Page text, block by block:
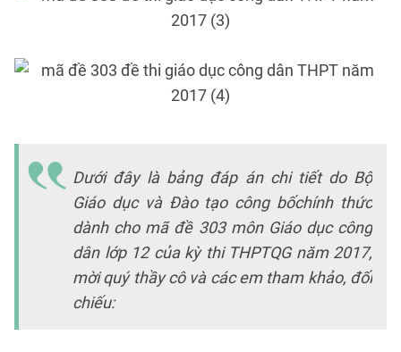
Dưới đây là bảng đáp án chi tiết do Bộ
Giáo dục và Đào tạo công bốchính thức
dành cho mã đề 303 môn Giáo dục công
dân lớp 12 của kỳ thi THPTQG năm 2017,
mời quý thầy cô và các em tham khảo, đối
chiếu: